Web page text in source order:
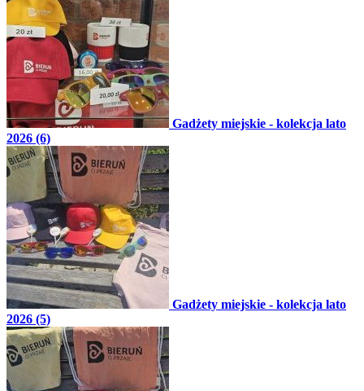
Gadżety miejskie - kolekcja lato
2026 (6)
Gadżety miejskie - kolekcja lato
2026 (5)